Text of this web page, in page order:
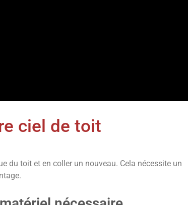
ciel de toit
du toit et en coller un nouveau. Cela nécessite un